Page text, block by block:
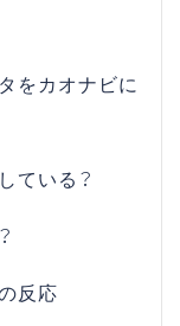
をカオナビに
ている？
反応